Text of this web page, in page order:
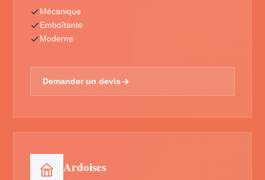
Mécanique
Emboîtante
Moderne
Demander un devis
Ardoises